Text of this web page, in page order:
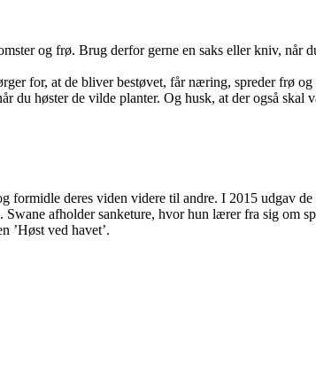
og frø. Brug derfor gerne en saks eller kniv, når
for, at de bliver bestøvet, får næring, spreder frø
du høster de vilde planter. Og husk, at der også
deres viden videre til andre. I 2015 udgav
afholder sanketure, hvor hun lærer fra sig om
’Høst ved havet’.